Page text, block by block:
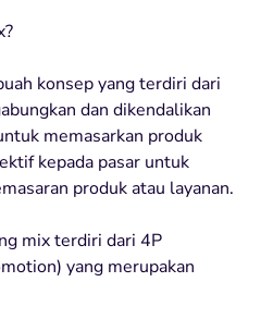
konsep yang terdiri dari
dan dikendalikan
memasarkan produk
kepada pasar untuk
produk atau layanan.
mix terdiri dari 4P
yang merupakan